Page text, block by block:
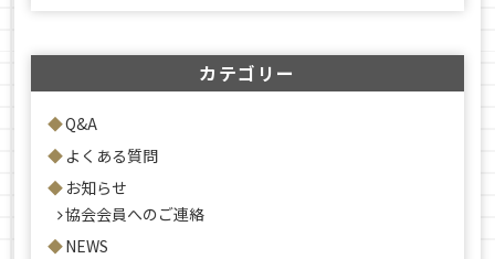
カテゴリー
Q&A
よくある質問
お知らせ
協会会員へのご連絡
NEWS